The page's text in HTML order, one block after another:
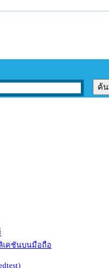
เคชันบนมือถือ